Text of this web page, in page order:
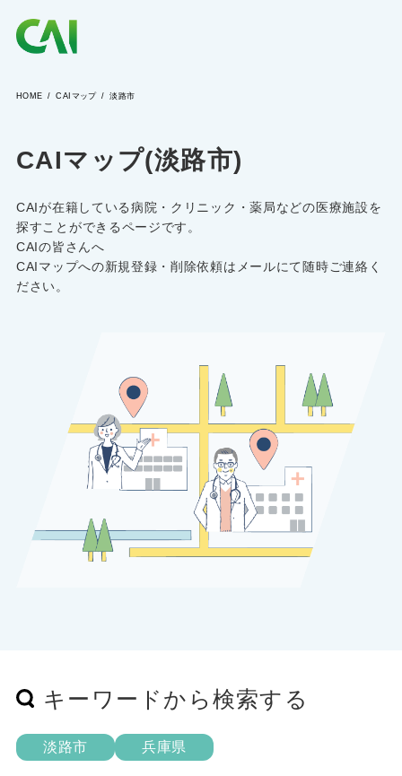
CAIとは
CAIを目指す方へ
CAIの方へ
HOME CAIマップ 淡路市
CAIマップ(淡路市)
CAIが在籍している病院・クリニック・薬局などの医療施設を
探すことができるページです。
CAIの皆さんへ
CAIマップへの新規登録・削除依頼はメールにて随時ご連絡く
ださい。
キーワードから検索する
淡路市 兵庫県